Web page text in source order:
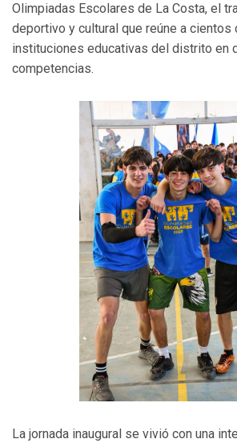
Olimpiadas Escolares de La Costa, el
deportivo y cultural que reúne a
instituciones educativas del distrito en
competencias.
La jornada inaugural se vivió con una